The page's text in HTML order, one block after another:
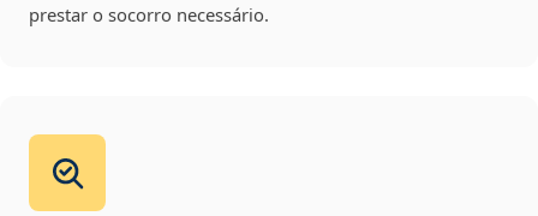
prestar o socorro necessário.